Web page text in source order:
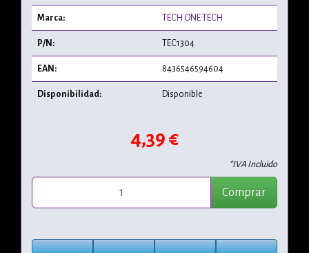
Marca: TECH ONE TECH
P/N: TEC1304
EAN: 8436546594604
Disponibilidad: Disponible
4,39 €
*IVA Incluido
Comprar